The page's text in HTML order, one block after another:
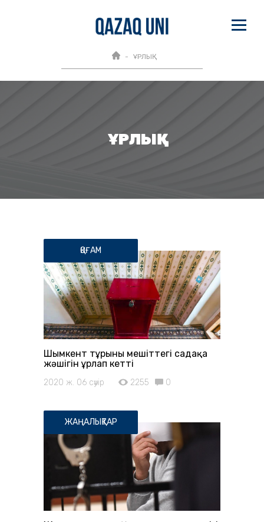
ҰРЛЫҚ
ҰРЛЫҚ
ҚОҒАМ
Шымкент тұрғыны мешіттегі садақа
жәшігін ұрлап кетті
2020 ж. 06 сәуір 2255 0
ЖАҢАЛЫҚТАР